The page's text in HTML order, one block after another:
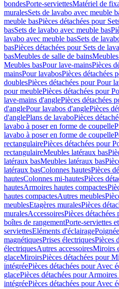
bondesPorte-serviettesMatériel de
muralesSets de lavabo avec meuble
meuble basPièces détachées pour
basSets de lavabo avec meuble bas
lavabo avec meuble basSets de
basPièces détachées pour Sets de
basMeubles de salle de bains
Meubles basPour lave-mainsPièces
mainsPour lavabosPièces détachées
doublesPièces détachées pour Pour
pour meublePièces détachées pour
lave-mains d'anglePièces détachées
d'anglePour lavabos d'anglePièces
d'anglePlans de lavaboPièces
lavabo à poser en forme de coupelle
lavabo à poser en forme de coupelle
rectangulairePièces détachées pour
rectangulaireMeubles latéraux bas
latéraux basMeubles latéraux bas
latéraux basColonnes hautesPièces
hautesColonnes mi-hautesPièces
hautesArmoires hautes compactes
hautes compactesAutres meubles
meublesEtagères muralesPièces
muralesAccessoiresPièces détachées
boîtes de rangementPorte-serviettes
serviettesEléments d'éclairage
magnétiquesPrises électriquesPièces
électriquesAutres accessoiresMiroirs
glaceMiroirsPièces détachées pour
intégréePièces détachées pour Avec
glacePièces détachées pour Armoires
intégréePièces détachées pour Avec